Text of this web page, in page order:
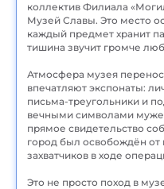
коллектив Филиала
Музей Славы. Это место
каждый предмет хранит
тишина звучит громче
Атмосфера музея
впечатляют экспонаты:
письма-треугольники и
вечными символами
прямое свидетельство
город был освобождён
захватчиков в ходе
Это не просто поход в